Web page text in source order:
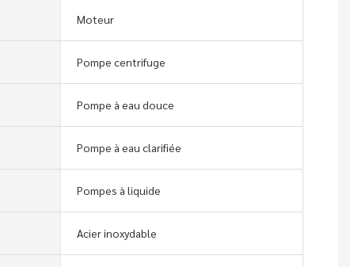
Moteur
Pompe centrifuge
Pompe à eau douce
Pompe à eau clarifiée
Pompes à liquide
Acier inoxydable